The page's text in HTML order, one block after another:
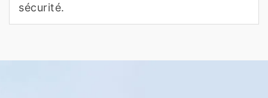
sécurité.